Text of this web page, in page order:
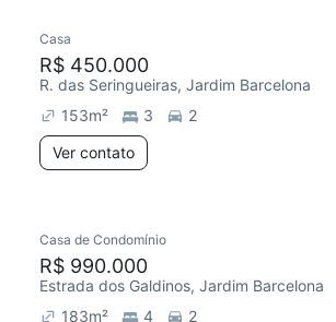
Casa
R$ 450.000
R. das Seringueiras, Jardim Barcelona
153m² 3
2
Ver contato
Redecorar
Casa de Condomínio
R$ 990.000
Estrada dos Galdinos, Jardim Barcelona
183m² 4
2